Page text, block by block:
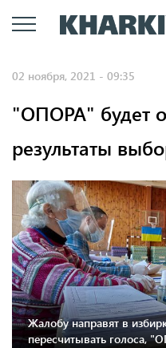
02 ноября, 2021 - 09:35
"ОПОРА" будет
результаты
Жалобу направят в
пересчитывать голоса,